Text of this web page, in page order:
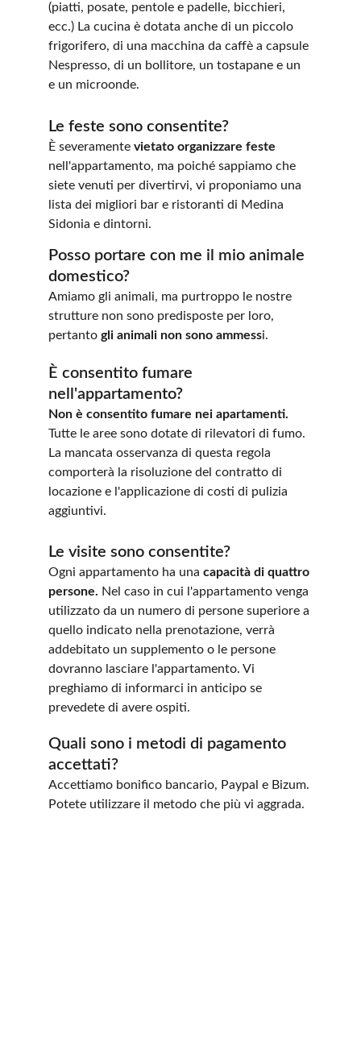
Le feste sono consentite?
È severamente vietato organizzare feste
nell'appartamento, ma poiché sappiamo che
siete venuti per divertirvi, vi proponiamo una
lista dei migliori bar e ristoranti di Medina
Sidonia e dintorni.
È consentito fumare
nell'appartamento?
Non è consentito fumare nei apartamenti.
Tutte le aree sono dotate di rilevatori di fumo.
La mancata osservanza di questa regola
comporterà la risoluzione del contratto di
locazione e l'applicazione di costi di pulizia
aggiuntivi.
Posso portare con me il mio animale
domestico?
Amiamo gli animali, ma purtroppo le nostre
strutture non sono predisposte per loro,
pertanto gli animali non sono ammessi.
Le visite sono consentite?
Ogni appartamento ha una capacità di quattro
persone. Nel caso in cui l'appartamento venga
utilizzato da un numero di persone superiore a
quello indicato nella prenotazione, verrà
addebitato un supplemento o le persone
dovranno lasciare l'appartamento. Vi
preghiamo di informarci in anticipo se
prevedete di avere ospiti.
Quali sono i metodi di pagamento
accettati?
Accettiamo bonifico bancario, Paypal e Bizum.
Potete utilizzare il metodo che più vi aggrada.
(piatti, posate, pentole e padelle, bicchieri,
ecc.) La cucina è dotata anche di un piccolo
frigorifero, di una macchina da caffè a capsule
Nespresso, di un bollitore, un tostapane e un
e un microonde.